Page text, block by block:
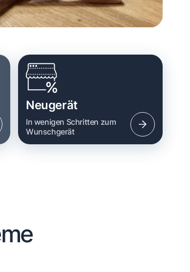
Neugerät
In wenigen Schritten zum
Wunschgerät